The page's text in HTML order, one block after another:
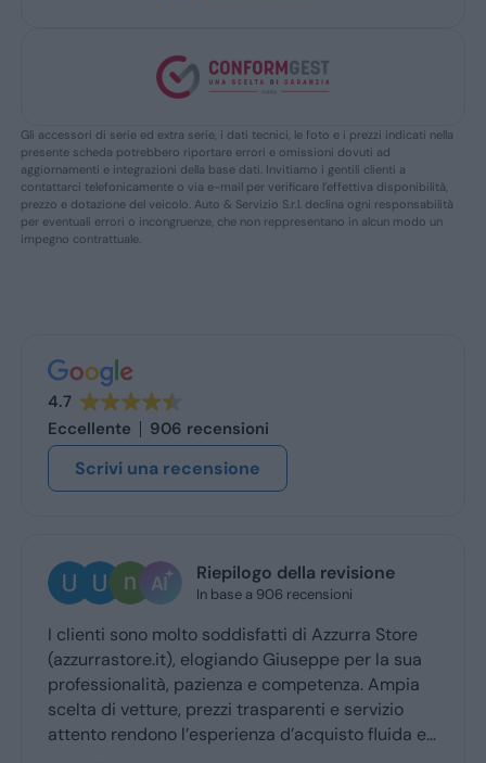
Gli accessori di serie ed extra serie, i dati tecnici, le foto e i prezzi indicati nella
presente scheda potrebbero riportare errori e omissioni dovuti ad
aggiornamenti e integrazioni della base dati. Invitiamo i gentili clienti a
contattarci telefonicamente o via e-mail per verificare l’effettiva disponibilità,
prezzo e dotazione del veicolo. Auto & Servizio S.r.l. declina ogni responsabilità
per eventuali errori o incongruenze, che non reppresentano in alcun modo un
impegno contrattuale.
4.7
Eccellente
906 recensioni
Scrivi una recensione
Riepilogo della revisione
In base a 906 recensioni
I clienti sono molto soddisfatti di Azzurra Store
(azzurrastore.it), elogiando Giuseppe per la sua
professionalità, pazienza e competenza. Ampia
scelta di vetture, prezzi trasparenti e servizio
attento rendono l’esperienza d’acquisto fluida e